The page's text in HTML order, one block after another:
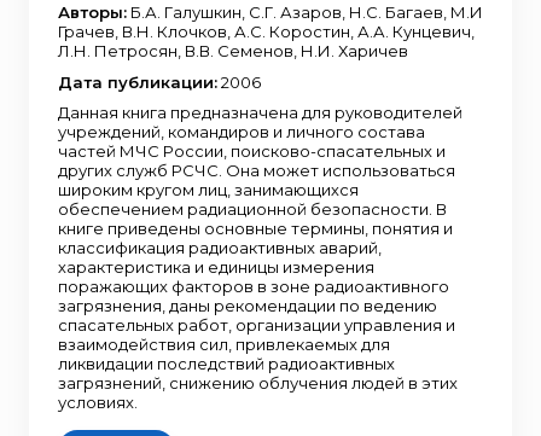
Авторы: Б.А. Галушкин, С.Г. Азаров, Н.С. Багаев, М.И
Грачев, В.Н. Клочков, А.С. Коростин, А.А. Кунцевич,
Л.Н. Петросян, В.В. Семенов, Н.И. Харичев
Дата публикации:2006
Данная книга предназначена для руководителей
учреждений, командиров и личного состава
частей МЧС России, поисково-спасательных и
других служб РСЧС. Она может использоваться
широким кругом лиц, занимающихся
обеспечением радиационной безопасности. В
книге приведены основные термины, понятия и
классификация радиоактивных аварий,
характеристика и единицы измерения
поражающих факторов в зоне радиоактивного
загрязнения, даны рекомендации по ведению
спасательных работ, организации управления и
взаимодействия сил, привлекаемых для
ликвидации последствий радиоактивных
загрязнений, снижению облучения людей в этих
условиях.